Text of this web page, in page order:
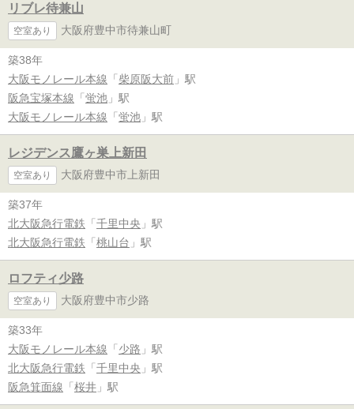
リブレ待兼山
空室あり 大阪府豊中市待兼山町
築38年
大阪モノレール本線 「 柴原阪大前 」駅
阪急宝塚本線 「 蛍池 」駅
大阪モノレール本線 「 蛍池 」駅
レジデンス鷹ヶ巣上新田
空室あり 大阪府豊中市上新田
築37年
北大阪急行電鉄 「 千里中央 」駅
北大阪急行電鉄 「 桃山台 」駅
ロフティ少路
空室あり 大阪府豊中市少路
築33年
大阪モノレール本線 「 少路 」駅
北大阪急行電鉄 「 千里中央 」駅
阪急箕面線 「 桜井 」駅